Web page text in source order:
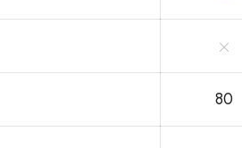
80